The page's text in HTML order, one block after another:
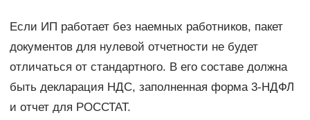
Если ИП работает без наемных работников, пакет
документов для нулевой отчетности не будет
отличаться от стандартного. В его составе должна
быть декларация НДС, заполненная форма 3-НДФЛ
и отчет для РОССТАТ.